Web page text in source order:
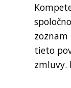
tieto
zmluvy.